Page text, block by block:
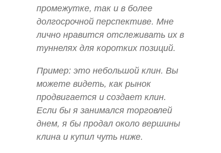
промежутке, так и в более
долгосрочной перспективе. Мне
лично нравится отслеживать их в
туннелях для коротких позиций.
Пример: это небольшой клин. Вы
можете видеть, как рынок
продвигается и создает клин.
Если бы я занимался торговлей
днем, я бы продал около вершины
клина и купил чуть ниже.